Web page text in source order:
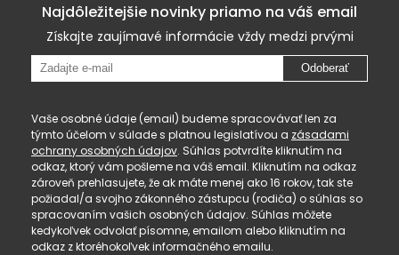
Najdôležitejšie novinky priamo na váš email
Získajte zaujímavé informácie vždy medzi prvými
Odoberať
Vaše osobné údaje (email) budeme spracovávať len za
týmto účelom v súlade s platnou legislatívou a zásadami
ochrany osobných údajov. Súhlas potvrdíte kliknutím na
odkaz, ktorý vám pošleme na váš email. Kliknutím na odkaz
zároveň prehlasujete, že ak máte menej ako 16 rokov, tak ste
požiadal/a svojho zákonného zástupcu (rodiča) o súhlas so
spracovaním vašich osobných údajov. Súhlas môžete
kedykoľvek odvolať písomne, emailom alebo kliknutím na
odkaz z ktoréhokoľvek informačného emailu.